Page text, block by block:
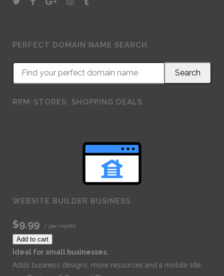
PERFECT DOMAIN NAME SEARCH
RPM-STORES: SHOPPING DEALS
WEBSITE BUILDER BUSINESS
$9.99 / per month
Add to cart
Ideal for small businesses.
Adds business designs, more resources and a mobile site.